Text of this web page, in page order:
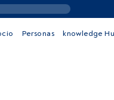
Personas knowledge